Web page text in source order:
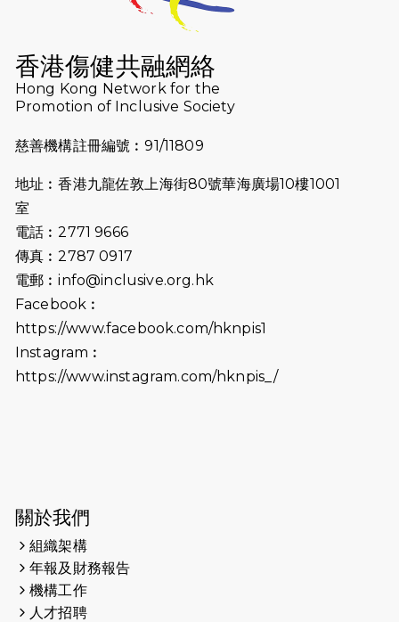
猛龍長跑隊恆常練習 - 7月16日
2026-07-10
【猛龍戈壁118公里分享暨香港傷健共
融網絡15周年晚宴】
2026-07-09
猛龍長跑隊恆常練習 - 7月9日（19:00
2026-07-02
2026-06-25
（19:00開始）
2026-06-18
猛龍長跑隊恆常練習 - 6月18日
2026-06-11
猛龍長跑隊恆常練習 - 6月11日（19:00
2026-05-22
2026-05-21
香港傷健共融網絡
Hong Kong Network for the
Promotion of Inclusive Society
慈善機構註冊編號︰91/11809
地址︰香港九龍佐敦上海街80號華海廣場10樓1001
室
電話︰2771 9666
傳真︰2787 0917
電郵︰info@inclusive.org.hk
Facebook︰
https://www.facebook.com/hknpis1
Instagram︰
https://www.instagram.com/hknpis_/
關於我們
組織架構
年報及財務報告
機構工作
人才招聘